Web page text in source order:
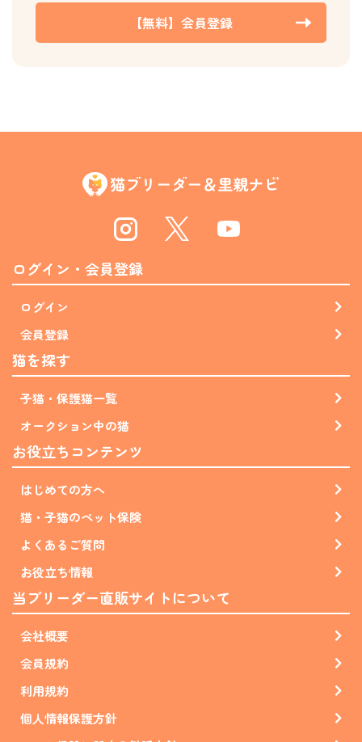
【無料】会員登録
Instagram Twitter Youtube
ログイン・会員登録
ログイン
会員登録
猫を探す
子猫・保護猫一覧
オークション中の猫
お役立ちコンテンツ
はじめての方へ
猫・子猫のペット保険
よくあるご質問
お役立ち情報
当ブリーダー直販サイトについて
会社概要
会員規約
利用規約
個人情報保護方針